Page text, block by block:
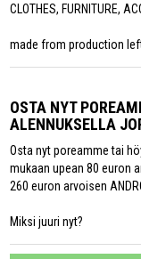
CLOTHES, FURNITURE,
made from production
OSTA NYT
ALENNUKSELLA
Osta nyt poreamme tai
mukaan upean 80 euron
260 euron arvoisen
Miksi juuri nyt?